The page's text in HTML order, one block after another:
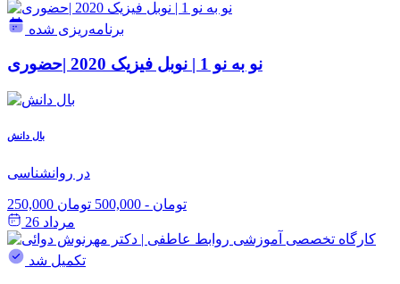
برنامه‌ریزی شده
نو به نو 1 | نوبل فیزیک 2020 |حضوری
بال دانش
در روانشناسی
250,000 تومان - 500,000 تومان
مرداد 26
تکمیل شد